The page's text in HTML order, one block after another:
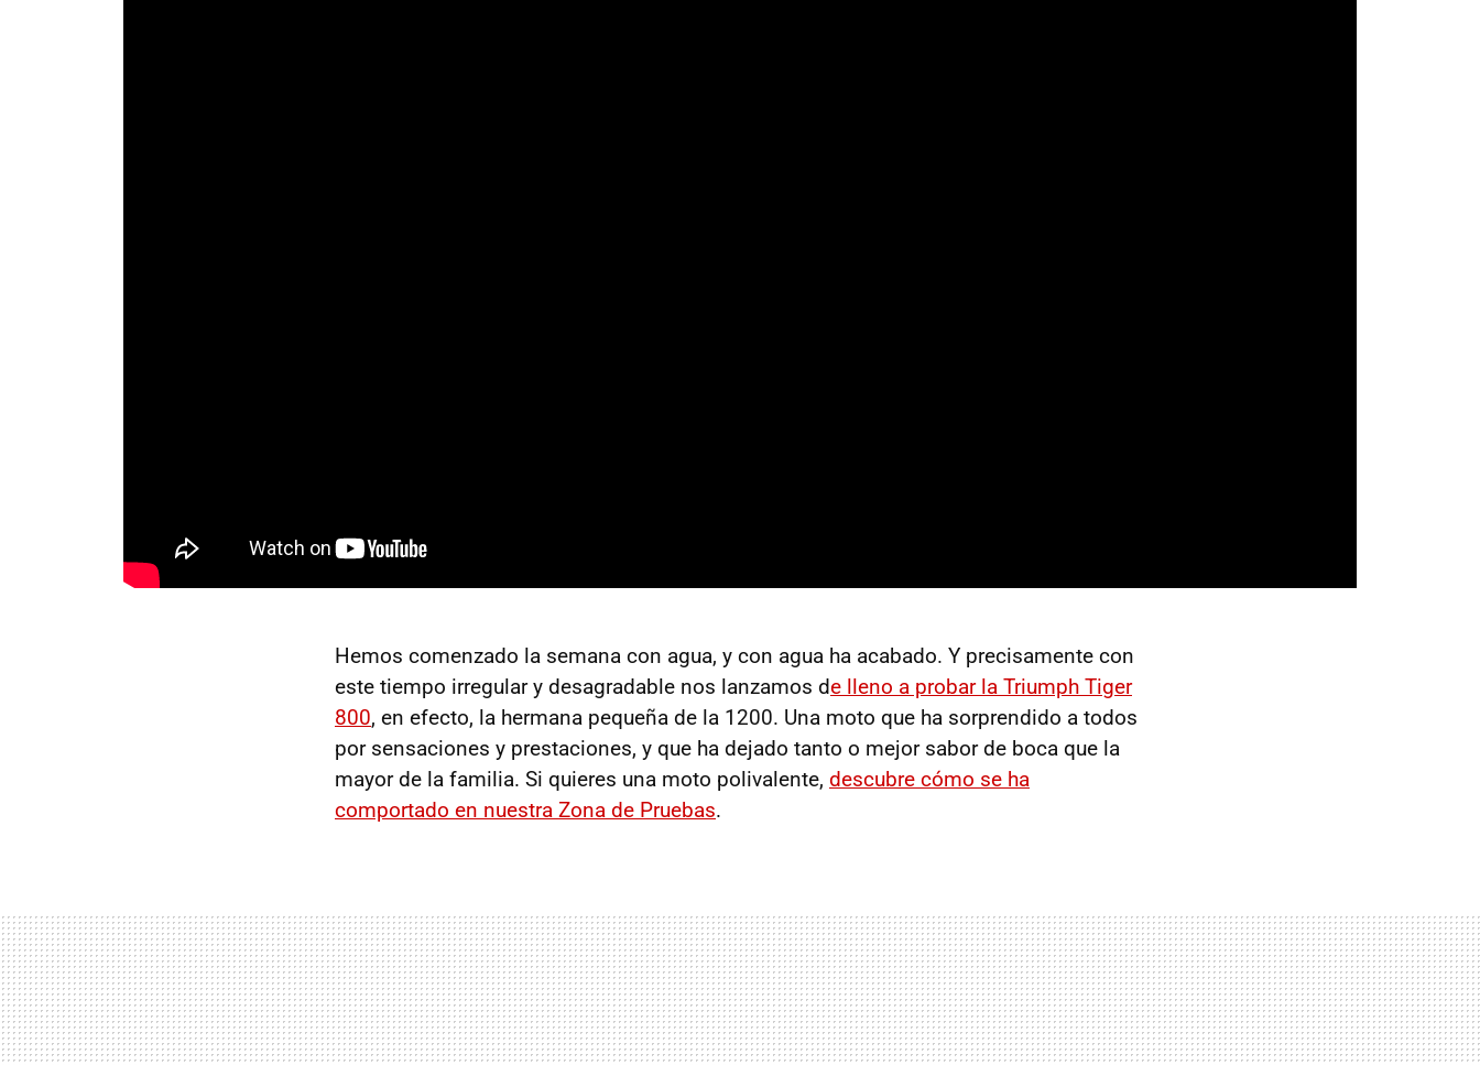
Hemos comenzado la semana con agua, y con agua ha acabado. Y precisamente con
este tiempo irregular y desagradable nos lanzamos de lleno a probar la Triumph Tiger
800, en efecto, la hermana pequeña de la 1200. Una moto que ha sorprendido a todos
por sensaciones y prestaciones, y que ha dejado tanto o mejor sabor de boca que la
mayor de la familia. Si quieres una moto polivalente, descubre cómo se ha
comportado en nuestra Zona de Pruebas.